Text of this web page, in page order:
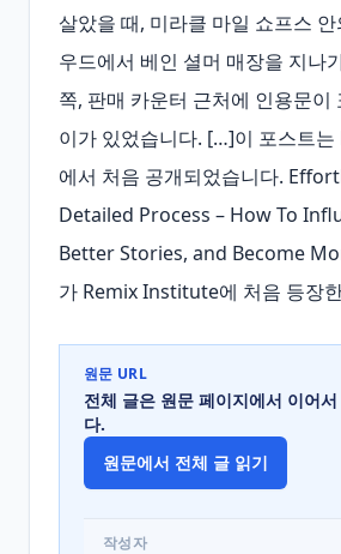
살았을 때, 미라클 마일 쇼프스
우드에서 베인 셜머 매장을 지나
쪽, 판매 카운터 근처에 인용문이
이가 있었습니다. […]이 포스트
에서 처음 공개되었습니다.
Detailed Process – How To
Better Stories, and Become
가 Remix Institute에 처음 등장
원문 URL
전체 글은 원문 페이지에서 이어
다.
원문에서 전체 글 읽기
작성자